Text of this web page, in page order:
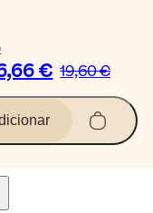
€ 19,60 €